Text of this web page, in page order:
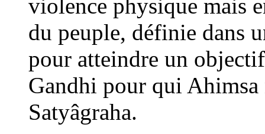
violence physique mais
du peuple, définie dans
pour atteindre un
Gandhi pour qui
Satyâgraha.